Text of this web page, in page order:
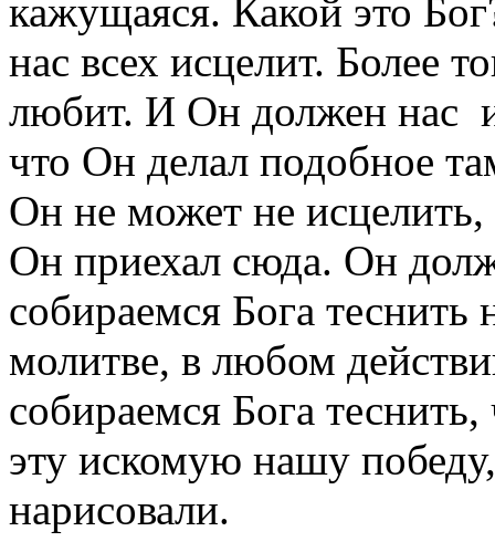
кажущаяся. Какой это
нас всех исцелит. Более
любит. И Он должен нас
что Он делал подобное
Он не может не исцелить,
Он приехал сюда. Он
собираемся Бога
молитве, в любом
собираемся Бога
эту искомую нашу
нарисовали.